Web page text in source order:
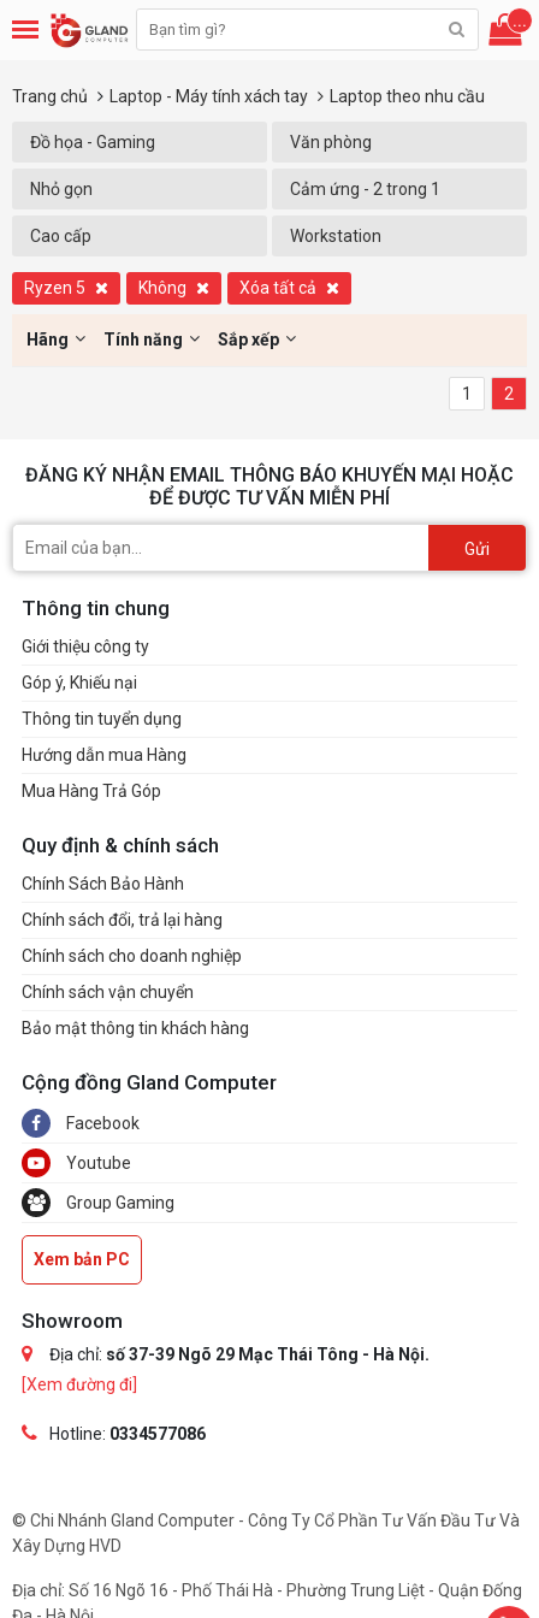
...
Trang chủ Laptop - Máy tính xách tay Laptop theo nhu cầu
Đồ họa - Gaming Văn phòng
Nhỏ gọn Cảm ứng - 2 trong 1
Cao cấp Workstation
Ryzen 5 Không Xóa tất cả
Hãng Tính năng Sắp xếp
1 2
ĐĂNG KÝ NHẬN EMAIL THÔNG BÁO KHUYẾN MẠI HOẶC
ĐỂ ĐƯỢC TƯ VẤN MIỄN PHÍ
Gửi
Thông tin chung
Giới thiệu công ty
Góp ý, Khiếu nại
Thông tin tuyển dụng
Hướng dẫn mua Hàng
Mua Hàng Trả Góp
Quy định & chính sách
Chính Sách Bảo Hành
Chính sách đổi, trả lại hàng
Chính sách cho doanh nghiệp
Chính sách vận chuyển
Bảo mật thông tin khách hàng
Cộng đồng Gland Computer
Facebook
Youtube
Group Gaming
Xem bản PC
Showroom
Địa chỉ: số 37-39 Ngõ 29 Mạc Thái Tông - Hà Nội.
[Xem đường đi]
Hotline: 0334577086
© Chi Nhánh Gland Computer - Công Ty Cổ Phần Tư Vấn Đầu Tư Và
Xây Dựng HVD
Địa chỉ: Số 16 Ngõ 16 - Phố Thái Hà - Phường Trung Liệt - Quận Đống